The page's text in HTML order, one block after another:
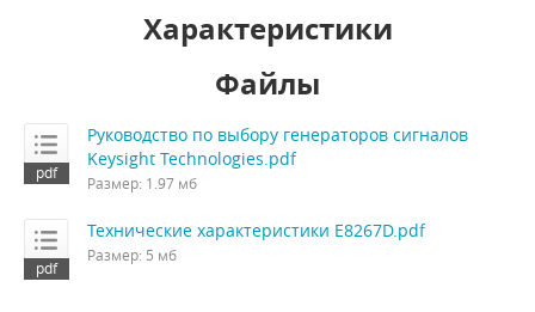
Характеристики
Файлы
Руководство по выбору генераторов сигналов
Keysight Technologies.pdf
Размер: 1.97 мб
Технические характеристики E8267D.pdf
Размер: 5 мб